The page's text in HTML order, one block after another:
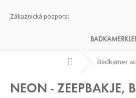
Domů Badkamer
NEON - ZEEPBAKJE,